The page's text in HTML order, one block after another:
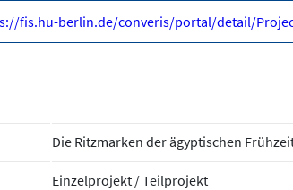
fis.hu-berlin.de/converis/portal/detail/
Die Ritzmarken der ägyptischen
Einzelprojekt / Teilprojekt